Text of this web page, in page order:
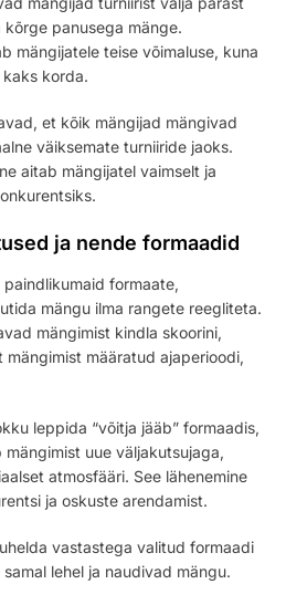
panusega mänge.
mängijatele teise võimaluse, kuna
korda.
et kõik mängijad mängivad
väiksemate turniiride jaoks.
aitab mängijatel vaimselt ja
ja nende formaadid
formaate,
mängu ilma rangete reegliteta.
mängimist kindla skoorini,
mängimist määratud ajaperioodi,
leppida “võitja jääb” formaadis,
uue väljakutsujaga,
atmosfääri. See lähenemine
ja oskuste arendamist.
vastastega valitud formaadi
lehel ja naudivad mängu.